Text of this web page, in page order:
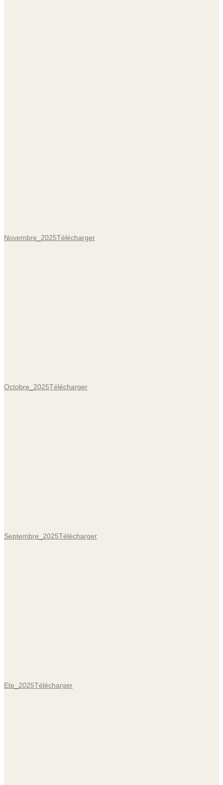
Novembre_2025Télécharger
Octobre_2025Télécharger
Septembre_2025Télécharger
Ete_2025Télécharger